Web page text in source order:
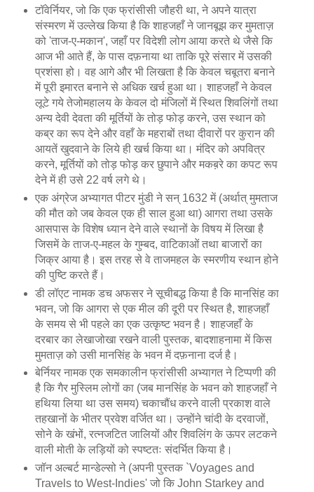
टॉवेर्नियर, जो कि एक फ्रांसीसी जौहरी था, ने अपने यात्रा
संस्मरण में उल्लेख किया है कि शाहजहाँ ने जानबूझ कर मुमताज़
को 'ताज-ए-मकान', जहाँ पर विदेशी लोग आया करते थे जैसे कि
आज भी आते हैं, के पास दफ़नाया था ताकि पूरे संसार में उसकी
प्रशंसा हो। वह आगे और भी लिखता है कि केवल चबूतरा बनाने
में पूरी इमारत बनाने से अधिक खर्च हुआ था। शाहजहाँ ने केवल
लूटे गये तेजोमहालय के केवल दो मंजिलों में स्थित शिवलिंगों तथा
अन्य देवी देवता की मूर्तियों के तोड़ फोड़ करने, उस स्थान को
कब्र का रूप देने और वहाँ के महराबों तथा दीवारों पर कुरान की
आयतें खुदवाने के लिये ही खर्च किया था। मंदिर को अपवित्र
करने, मूर्तियों को तोड़ फोड़ कर छुपाने और मकब़रे का कपट रूप
देने में ही उसे 22 वर्ष लगे थे।
एक अंग्रेज अभ्यागत पीटर मुंडी ने सन् 1632 में (अर्थात् मुमताज
की मौत को जब केवल एक ही साल हुआ था) आगरा तथा उसके
आसपास के विशेष ध्यान देने वाले स्थानों के विषय में लिखा है
जिसमें के ताज-ए-महल के गुम्बद, वाटिकाओं तथा बाजारों का
जिक्र आया है। इस तरह से वे ताजमहल के स्मरणीय स्थान होने
की पुष्टि करते हैं।
डी लॉएट नामक डच अफसर ने सूचीबद्ध किया है कि मानसिंह का
भवन, जो कि आगरा से एक मील की दूरी पर स्थित है, शाहजहाँ
के समय से भी पहले का एक उत्कृष्ट भवन है। शाहजहाँ के
दरबार का लेखाजोखा रखने वाली पुस्तक, बादशाहनामा में किस
मुमताज़ को उसी मानसिंह के भवन में दफ़नाना दर्ज है।
बेर्नियर नामक एक समकालीन फ्रांसीसी अभ्यागत ने टिप्पणी की
है कि गैर मुस्लिम लोगों का (जब मानसिंह के भवन को शाहजहाँ ने
हथिया लिया था उस समय) चकाचौंध करने वाली प्रकाश वाले
तहखानों के भीतर प्रवेश वर्जित था। उन्होंने चांदी के दरवाजों,
सोने के खंभों, रत्नजटित जालियों और शिवलिंग के ऊपर लटकने
वाली मोती के लड़ियों को स्पष्टतः संदर्भित किया है।
जॉन अल्बर्ट मान्डेल्सो ने (अपनी पुस्तक `Voyages and
Travels to West-Indies' जो कि John Starkey and